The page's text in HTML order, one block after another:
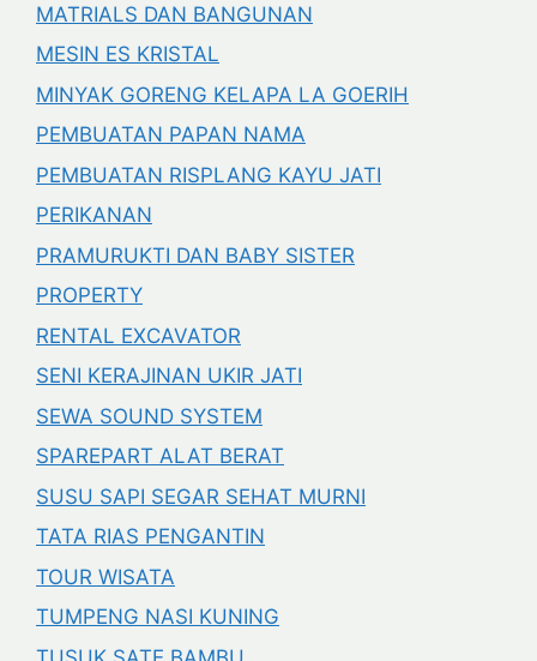
MATRIALS DAN BANGUNAN
MESIN ES KRISTAL
MINYAK GORENG KELAPA LA GOERIH
PEMBUATAN PAPAN NAMA
PEMBUATAN RISPLANG KAYU JATI
PERIKANAN
PRAMURUKTI DAN BABY SISTER
PROPERTY
RENTAL EXCAVATOR
SENI KERAJINAN UKIR JATI
SEWA SOUND SYSTEM
SPAREPART ALAT BERAT
SUSU SAPI SEGAR SEHAT MURNI
TATA RIAS PENGANTIN
TOUR WISATA
TUMPENG NASI KUNING